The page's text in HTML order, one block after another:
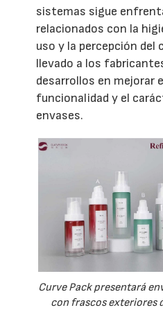
sistemas sigue
relacionados con la
uso y la percepción del
llevado a los
desarrollos en mejorar
funcionalidad y el
envases.
Curve Pack presentará
con frascos exteriores